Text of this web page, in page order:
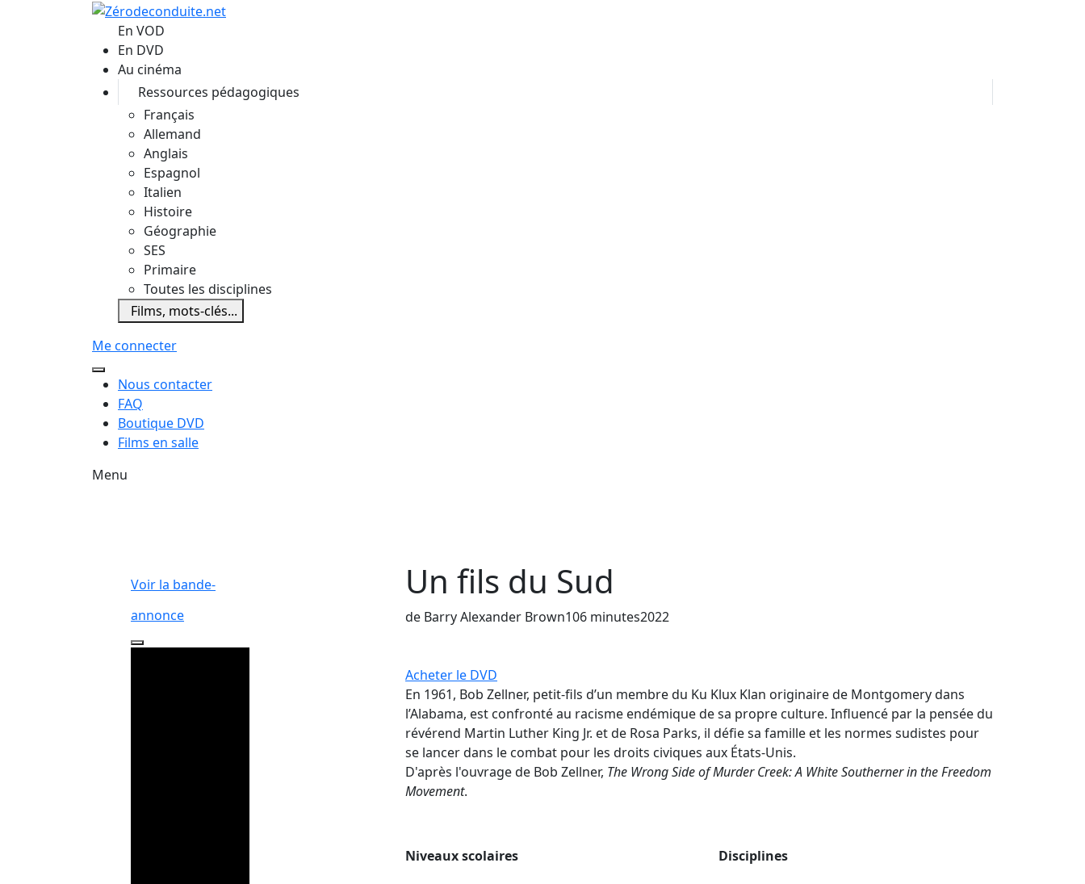
Aller au contenu principal
En VOD
En DVD
Au cinéma
Ressources pédagogiques
Français
Allemand
Anglais
Espagnol
Italien
Histoire
Géographie
SES
Primaire
Toutes les disciplines
Films, mots-clés...
Me connecter
Nous contacter
FAQ
Boutique DVD
Films en salle
Menu
Voir la bande-
annonce
Un fils du Sud
de Barry Alexander Brown106 minutes2022
Acheter le DVD
En 1961, Bob Zellner, petit-fils d’un membre du Ku Klux Klan originaire de Montgomery dans
l’Alabama, est confronté au racisme endémique de sa propre culture. Influencé par la pensée du
révérend Martin Luther King Jr. et de Rosa Parks, il défie sa famille et les normes sudistes pour
se lancer dans le combat pour les droits civiques aux États-Unis.
D'après l'ouvrage de Bob Zellner, The Wrong Side of Murder Creek: A White Southerner in the Freedom
Movement.
Niveaux scolaires Disciplines